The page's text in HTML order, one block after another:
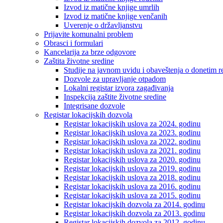
Izvod iz matične knjige umrlih
Izvod iz matične knjige venčanih
Uverenje o državljanstvu
Prijavite komunalni problem
Obrasci i formulari
Kancelarija za brze odgovore
Zaštita životne sredine
Studije na javnom uvidu i obaveštenja o donetim
Dozvole za upravljanje otpadom
Lokalni registar izvora zagađivanja
Inspekcija zaštite životne sredine
Integrisane dozvole
Registar lokacijskih dozvola
Registar lokacijskih uslova za 2024. godinu
Registar lokacijskih uslova za 2023. godinu
Registar lokacijskih uslova za 2022. godinu
Registar lokacijskih uslova za 2021. godinu
Registar lokacijskih uslova za 2020. godinu
Registar lokacijskih uslova za 2019. godinu
Registar lokacijskih uslova za 2018. godinu
Registar lokacijskih uslova za 2016. godinu
Registar lokacijskih uslova za 2015. godinu
Registar lokacijskih dozvola za 2014. godinu
Registar lokacijskih dozvola za 2013. godinu